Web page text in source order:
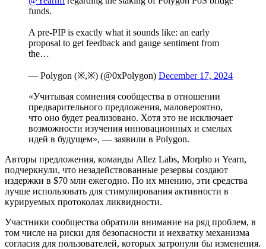
funds.
A pre-PIP is exactly what it sounds like: an early
proposal to get feedback and gauge sentiment from
the…
— Polygon (※,※) (@0xPolygon) December 17, 2024
«Учитывая сомнения сообщества в отношении
предварительного предложения, маловероятно,
что оно будет реализовано. Хотя это не исключает
возможности изучения инновационных и смелых
идей в будущем», — заявили в Polygon.
Авторы предложения, команды Allez Labs, Morpho и Yearn,
подчеркнули, что незадействованные резервы создают
издержки в $70 млн ежегодно. По их мнению, эти средства
лучше использовать для стимулирования активности в
курируемых протоколах ликвидности.
Участники сообщества обратили внимание на ряд проблем, в
том числе на риски для безопасности и нехватку механизма
согласия для пользователей, которых затронули бы изменения.